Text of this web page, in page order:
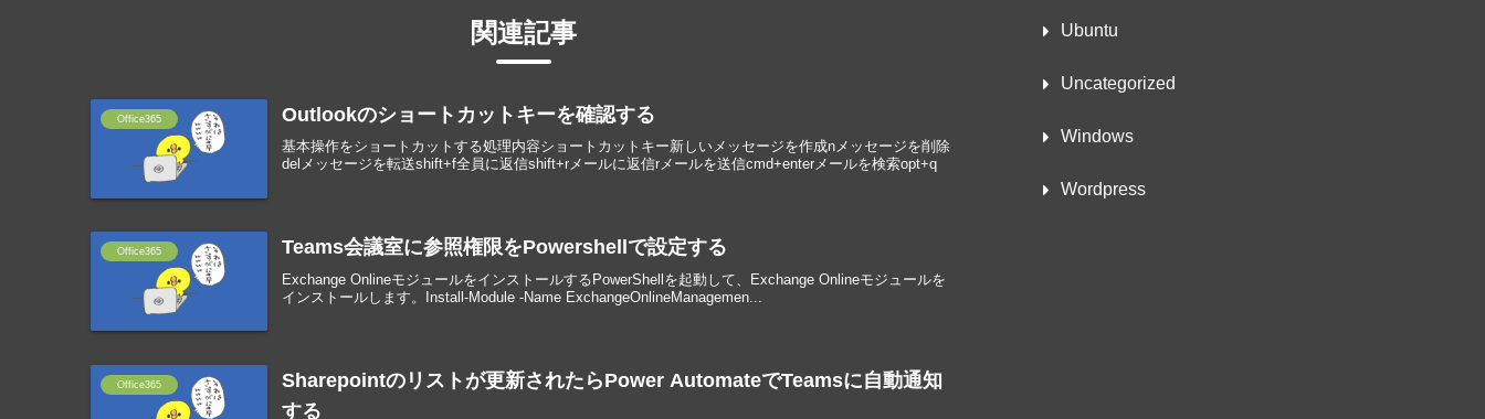
関連記事
Office365 Outlookのショートカットキーを確認する
基本操作をショートカットする処理内容ショートカットキー新しいメッセージを作成nメッセージを削除
delメッセージを転送shift+f全員に返信shift+rメールに返信rメールを送信cmd+enterメールを検索opt+q
Office365 Teams会議室に参照権限をPowershellで設定する
Exchange OnlineモジュールをインストールするPowerShellを起動して、Exchange Onlineモジュールを
インストールします。Install-Module -Name ExchangeOnlineManagemen...
Office365
Sharepointのリストが更新されたらPower AutomateでTeamsに自動通知
する
Ubuntu
Uncategorized
Windows
Wordpress